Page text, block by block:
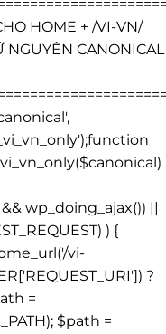
HOME + /VI-VN/
NGUYÊN CANONICAL
wp_doing_ajax()) ||
) {
vi-
?
=
$path =